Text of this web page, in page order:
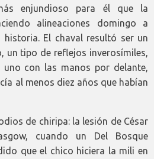
enjundioso para él que la
alineaciones domingo a
El chaval resultó ser un
un tipo de reflejos inverosímiles,
con las manos por delante,
al menos diez años que habían
de chiripa: la lesión de César
cuando un Del Bosque
que el chico hiciera la mili en